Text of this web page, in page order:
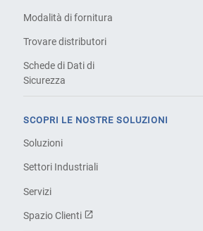
Modalità di fornitura
Trovare distributori
Schede di Dati di
Sicurezza
SCOPRI LE NOSTRE SOLUZIONI
Soluzioni
Settori Industriali
Servizi
Spazio Clienti